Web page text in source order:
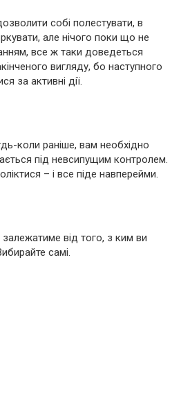
собі полестувати, в
але нічого поки що не
все ж таки доведеться
вигляду, бо наступного
за активні дії.
коли раніше, вам необхідно
під невсипущим контролем.
– і все піде навперейми.
від того, з ким ви
самі.